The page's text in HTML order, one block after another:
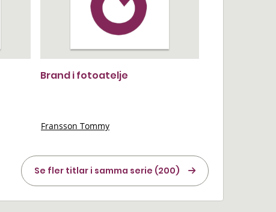
Brand i fotoatelje
Fransson Tommy
Se fler titlar i samma serie (200)